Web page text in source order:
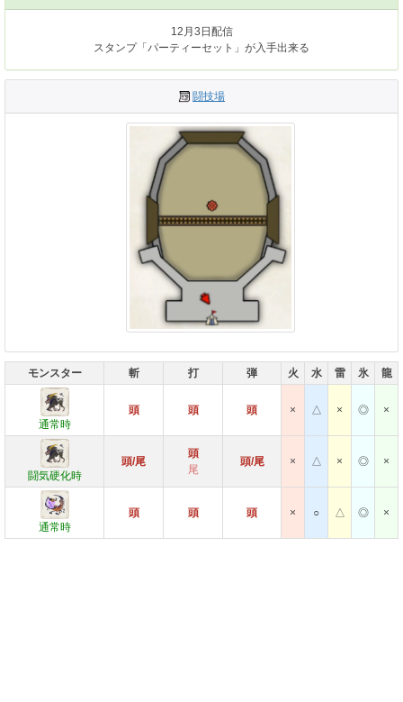
12月3日配信
スタンプ「パーティーセット」が入手出来る
闘技場
モンスター 斬 打 弾 火 水 雷 氷 龍
通常時
頭 頭 頭 × △ × ◎ ×
闘気硬化時
頭/尾
頭
尾
頭/尾 × △ × ◎ ×
通常時
頭 頭 頭 × ○ △ ◎ ×